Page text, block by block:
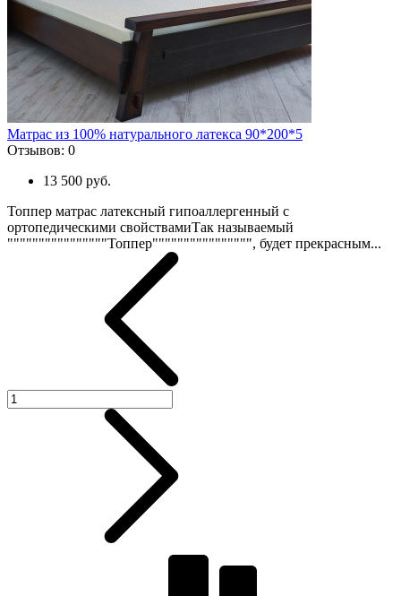
Матрас из 100% натурального латекса 90*200*5
Отзывов: 0
13 500 руб.
Топпер матрас латексный гипоаллергенный с
ортопедическими свойствамиТак называемый
""""""""""""""""Топпер"""""""""""""""", будет прекрасным...